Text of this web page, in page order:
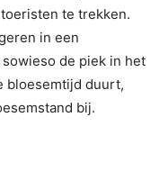
te trekken.
in een
de piek in het
bloesemtijd duurt,
bij.